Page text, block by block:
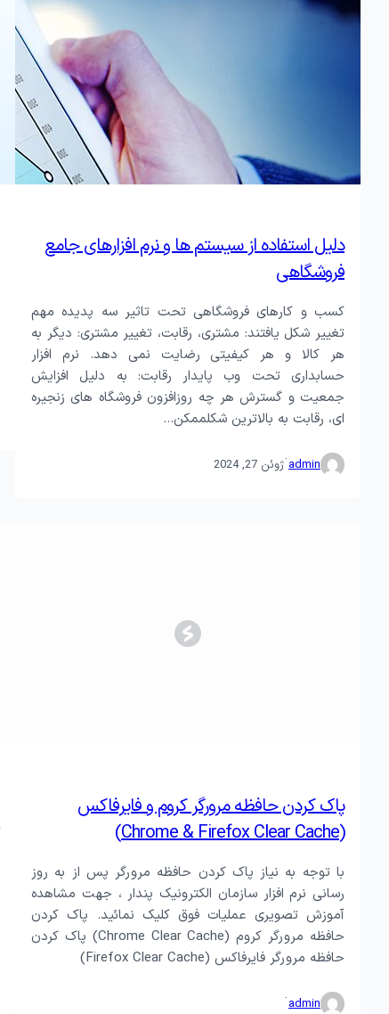
دلیل استفاده از سیستم ها و نرم افزارهای جامع
فروشگاهی
کسب و کارهای فروشگاهی تحت تاثیر سه پدیده مهم
تغییر شکل یافتند: مشتری، رقابت، تغییر مشتری: دیگر به
هر کالا و هر کیفیتی رضایت نمی دهد. نرم افزار
حسابداری تحت وب پایدار رقابت: به دلیل افزایش
جمعیت و گسترش هر چه روزافزون فروشگاه های زنجیره
ای، رقابت به بالاترین شکلممکن…
admin
·ژوئن 27, 2024
پاک کردن حافظه مرورگر کروم و فایرفاکس
(Chrome & Firefox Clear Cache)
با توجه به نیاز پاک کردن حافظه مرورگر پس از به روز
رسانی نرم افزار سازمان الکترونیک پندار ، جهت مشاهده
آموزش تصویری عملیات فوق کلیک نمائید. پاک کردن
حافظه مرورگر کروم (Chrome Clear Cache) پاک کردن
حافظه مرورگر فایرفاکس (Firefox Clear Cache)
admin
·